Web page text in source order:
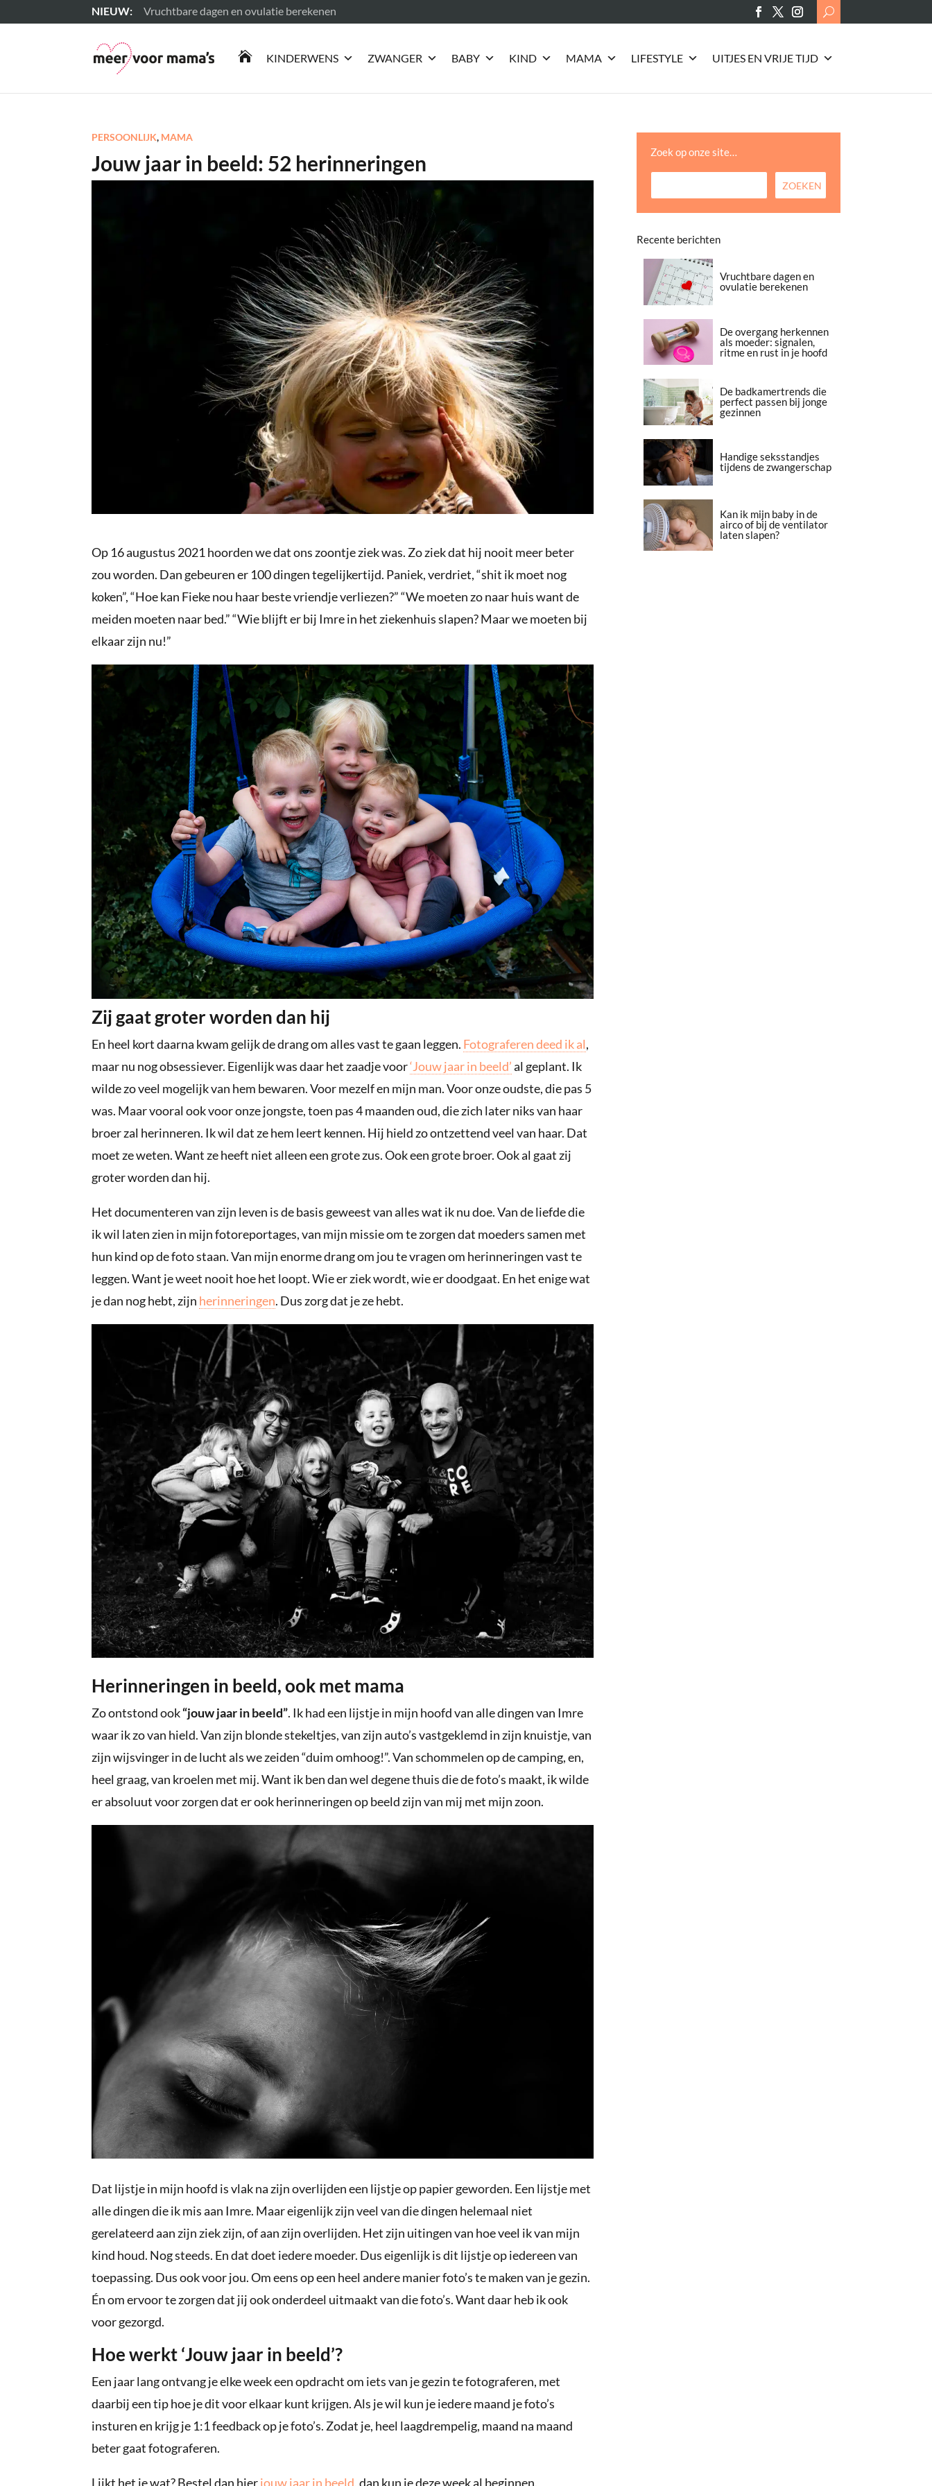
Vruchtbare dagen en ovulatie berekenen
Lees meer
Search
for:
 KINDERWENS ZWANGER BABY KIND MAMA LIFESTYLE UITJES EN VRIJE TIJD
PERSOONLIJK, MAMA
Jouw jaar in beeld: 52 herinneringen
Op 16 augustus 2021 hoorden we dat ons zoontje ziek was. Zo ziek dat hij nooit meer beter
zou worden. Dan gebeuren er 100 dingen tegelijkertijd. Paniek, verdriet, “shit ik moet nog
koken”, “Hoe kan Fieke nou haar beste vriendje verliezen?” “We moeten zo naar huis want de
meiden moeten naar bed.” “Wie blijft er bij Imre in het ziekenhuis slapen? Maar we moeten bij
elkaar zijn nu!”
Zij gaat groter worden dan hij
En heel kort daarna kwam gelijk de drang om alles vast te gaan leggen. Fotograferen deed ik al,
maar nu nog obsessiever. Eigenlijk was daar het zaadje voor‘Jouw jaar in beeld’al geplant. Ik
wilde zo veel mogelijk van hem bewaren. Voor mezelf en mijn man. Voor onze oudste, die pas 5
was. Maar vooral ook voor onze jongste, toen pas 4 maanden oud, die zich later niks van haar
broer zal herinneren. Ik wil dat ze hem leert kennen. Hij hield zo ontzettend veel van haar. Dat
moet ze weten. Want ze heeft niet alleen een grote zus. Ook een grote broer. Ook al gaat zij
groter worden dan hij.
Het documenteren van zijn leven is de basis geweest van alles wat ik nu doe. Van de liefde die
ik wil laten zien in mijn fotoreportages, van mijn missie om te zorgen dat moeders samen met
hun kind op de foto staan. Van mijn enorme drang om jou te vragen om herinneringen vast te
leggen. Want je weet nooit hoe het loopt. Wie er ziek wordt, wie er doodgaat. En het enige wat
je dan nog hebt, zijn herinneringen. Dus zorg dat je ze hebt.
Herinneringen in beeld, ook met mama
Zo ontstond ook“jouw jaar in beeld”. Ik had een lijstje in mijn hoofd van alle dingen van Imre
waar ik zo van hield. Van zijn blonde stekeltjes, van zijn auto’s vastgeklemd in zijn knuistje, van
zijn wijsvinger in de lucht als we zeiden “duim omhoog!”. Van schommelen op de camping, en,
heel graag, van kroelen met mij. Want ik ben dan wel degene thuis die de foto’s maakt, ik wilde
er absoluut voor zorgen dat er ook herinneringen op beeld zijn van mij met mijn zoon.
Dat lijstje in mijn hoofd is vlak na zijn overlijden een lijstje op papier geworden. Een lijstje met
alle dingen die ik mis aan Imre. Maar eigenlijk zijn veel van die dingen helemaal niet
gerelateerd aan zijn ziek zijn, of aan zijn overlijden. Het zijn uitingen van hoe veel ik van mijn
kind houd. Nog steeds. En dat doet iedere moeder. Dus eigenlijk is dit lijstje op iedereen van
toepassing. Dus ook voor jou. Om eens op een heel andere manier foto’s te maken van je gezin.
Én om ervoor te zorgen dat jij ook onderdeel uitmaakt van die foto’s. Want daar heb ik ook
voor gezorgd.
Hoe werkt ‘Jouw jaar in beeld’?
Een jaar lang ontvang je elke week een opdracht om iets van je gezin te fotograferen, met
daarbij een tip hoe je dit voor elkaar kunt krijgen. Als je wil kun je iedere maand je foto’s
insturen en krijg je 1:1 feedback op je foto’s. Zodat je, heel laagdrempelig, maand na maand
beter gaat fotograferen.
Lijkt het je wat? Bestel dan hierjouw jaar in beeld , dan kun je deze week al beginnen.
Zoek op onze site…
Recente berichten
Vruchtbare dagen en
ovulatie berekenen
De overgang herkennen
als moeder: signalen,
ritme en rust in je hoofd
De badkamertrends die
perfect passen bij jonge
gezinnen
Handige seksstandjes
tijdens de zwangerschap
Kan ik mijn baby in de
airco of bij de ventilator
laten slapen?